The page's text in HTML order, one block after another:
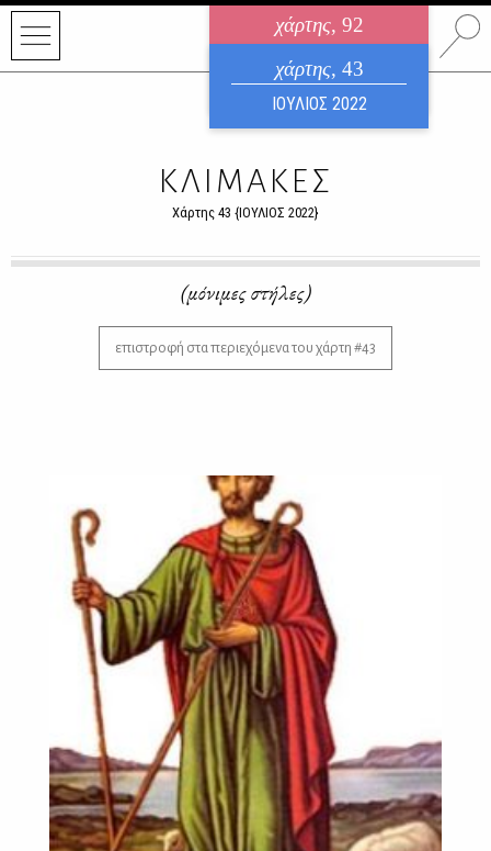
χάρτης, 92
ηλεκτρονικό περιοδικό
ΑΥΓΟΥΣΤΟΣ 2026
χάρτης, 43
ΙΟΥΛΙΟΣ 2022
ΚΛΙΜΑΚΕΣ
Χάρτης 43 {ΙΟΥΛΙΟΣ 2022}
(μόνιμες στήλες)
επιστροφή στα περιεχόμενα του χάρτη #43